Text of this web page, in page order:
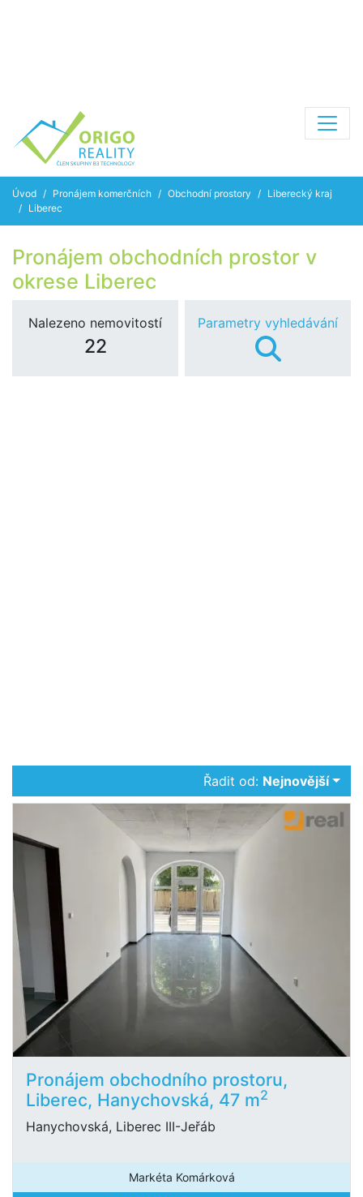
Úvod Pronájem komerčních Obchodní prostory
Liberecký kraj
Liberec
Pronájem obchodních prostor v
okrese Liberec
Nalezeno nemovitostí
22
Parametry vyhledávání
Řadit od: Nejnovější
Pronájem obchodního prostoru,
Liberec, Hanychovská, 47 m2
Hanychovská, Liberec III-Jeřáb
Markéta Komárková